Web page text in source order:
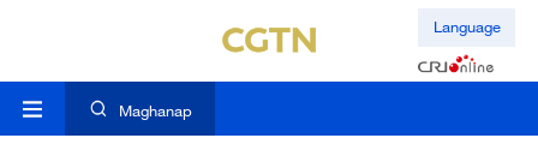
Language
Maghanap